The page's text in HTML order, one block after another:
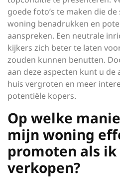
goede foto’s te maken die
woning benadrukken en
aanspreken. Een neutrale
kijkers zich beter te laten
zouden kunnen benutten.
aan deze aspecten kunt u
huis vergroten en meer
potentiële kopers.
Op welke
mijn woning
promoten als
verkopen?